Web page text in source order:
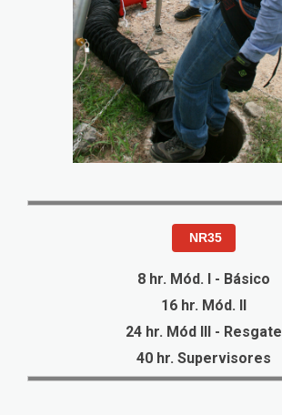
NR35
8 hr. Mód. I - Básico
16 hr. Mód. II
24 hr. Mód III - Resgate
40 hr. Supervisores